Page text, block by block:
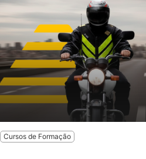
Cursos de Formação